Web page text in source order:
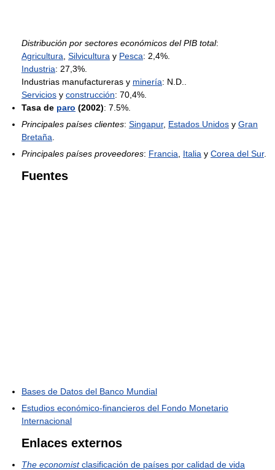
Distribución por sectores económicos del PIB total:
Agricultura Silvicultura y Pesca: 2,4%.
Industria: 27,3%.
Industrias manufactureras y minería: N.D..
Servicios y construcción: 70,4%.
Tasa de paro (2002): 7.5%.
Principales países clientes: Singapur, Estados Unidos y Gran
Bretaña
Principales países proveedores: Francia Italia y Corea del Sur.
Fuentes
Bases de Datos del Banco Mundial
Estudios económico-financieros del Fondo Monetario
Internacional
Enlaces externos
The economistclasificación de países por calidad de vida